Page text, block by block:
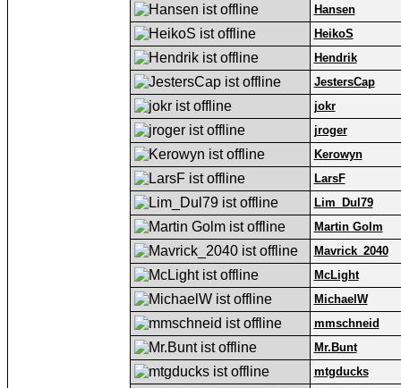
Hansen
HeikoS
Hendrik
JestersCap
jokr
jroger
Kerowyn
LarsF
Lim_Dul79
Martin Golm
Mavrick_2040
McLight
MichaelW
mmschneid
Mr.Bunt
mtgducks